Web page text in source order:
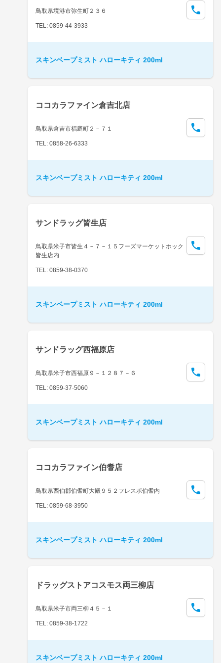
鳥取県境港市弥生町２３６
TEL: 0859-44-3933
スキンベープミスト ハローキティ 200ml
ココカラファイン倉吉北店
鳥取県倉吉市福庭町２－７１
TEL: 0858-26-6333
スキンベープミスト ハローキティ 200ml
サンドラッグ皆生店
鳥取県米子市皆生４－７－１５フーズマーケットホック
皆生店内
TEL: 0859-38-0370
スキンベープミスト ハローキティ 200ml
サンドラッグ西福原店
鳥取県米子市西福原９－１２８７－６
TEL: 0859-37-5060
スキンベープミスト ハローキティ 200ml
ココカラファイン伯耆店
鳥取県西伯郡伯耆町大殿９５２フレスポ伯耆内
TEL: 0859-68-3950
スキンベープミスト ハローキティ 200ml
ドラッグストアコスモス両三柳店
鳥取県米子市両三柳４５－１
TEL: 0859-38-1722
スキンベープミスト ハローキティ 200ml